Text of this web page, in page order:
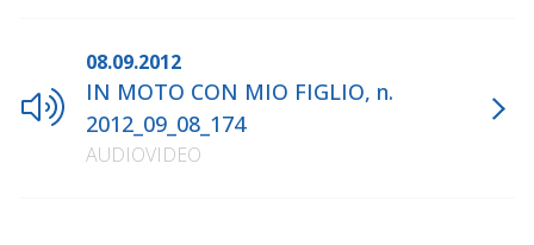
08.09.2012
IN MOTO CON MIO FIGLIO, n.
2012_09_08_174
AUDIOVIDEO